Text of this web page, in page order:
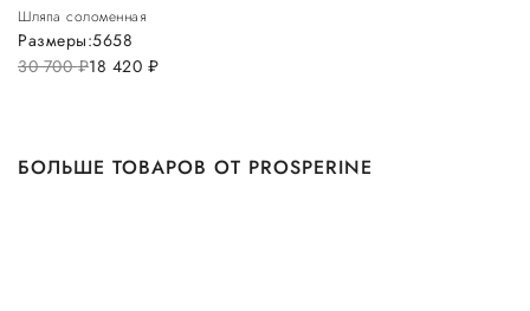
Шляпа соломенная
30 700руб.18 420 руб.
Размеры:5658
БОЛЬШЕ ТОВАРОВ ОТ PROSPERINE